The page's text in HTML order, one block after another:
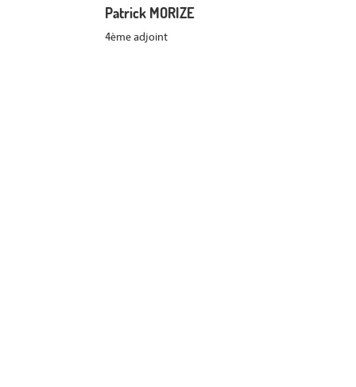
Patrick MORIZE
4ème adjoint